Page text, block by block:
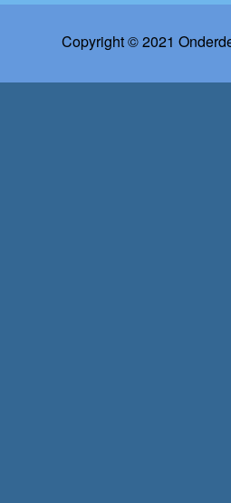
Copyright © 2021